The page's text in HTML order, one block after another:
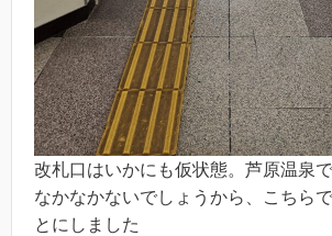
改札口はいかにも仮状態。芦原温泉
なかなかないでしょうから、こちら
とにしました